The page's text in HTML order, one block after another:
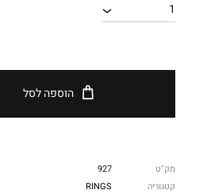
1
הוספה לסל
מק"ט
927
קטגוריה
RINGS